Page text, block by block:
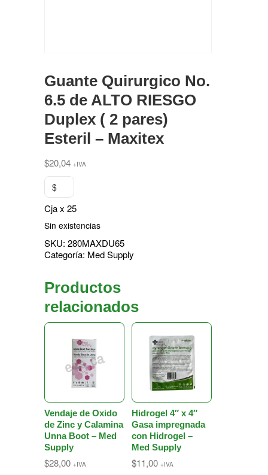
Guante Quirurgico No.
6.5 de ALTO RIESGO
Duplex ( 2 pares)
Esteril – Maxitex
$20,04 +IVA
$
Cja x 25
Sin existencias
SKU: 280MAXDU65
Categoría: Med Supply
Productos
relacionados
Vendaje de Oxido
de Zinc y Calamina
Unna Boot – Med
Supply
$28,00 +IVA
Hidrogel 4″ x 4″
Gasa impregnada
con Hidrogel –
Med Supply
$11,00 +IVA